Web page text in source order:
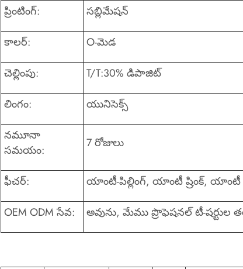
ప్రింటింగ్: సబ్లిమేషన్
కాలర్: O-మెడ
చెల్లింపు: T/T:30% డిపాజిట్
లింగం: యునిసెక్స్
నమూనా
సమయం:
7 రోజులు
ఫీచర్: యాంటీ-పిల్లింగ్, యాంటీ ష్రింక్, యాంటీ
OEM ODM సేవ: అవును, మేము ప్రొఫెషనల్ టీ-